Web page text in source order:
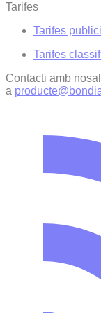
Tarifes
Tarifes
Tarifes
Contacti amb
a